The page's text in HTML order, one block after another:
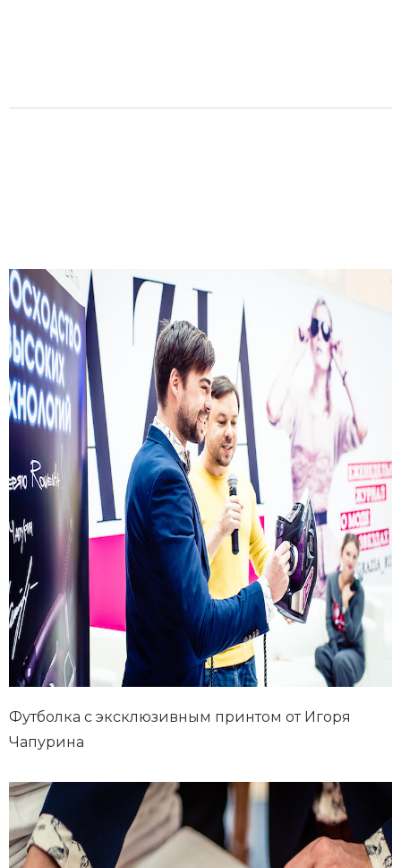
Футболка с эксклюзивным принтом от Игоря
Чапурина
СЕЙЧАС ЧИТАЮТ
МОДА И ИСКУССТВО: ПОЧЕМУ В 2026-М
БРЕНДЫ АКТИВНО ВЗАИМОДЕЙСТВУЮТ С
АРТ-МИРОМ